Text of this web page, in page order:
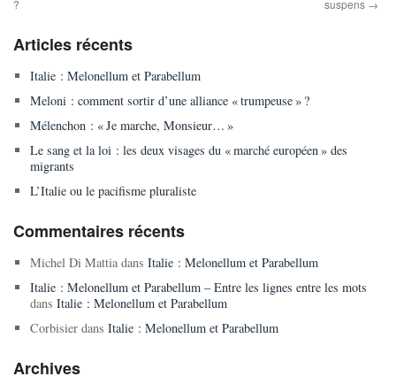
?
suspens →
Articles récents
Italie : Melonellum et Parabellum
Meloni : comment sortir d’une alliance « trumpeuse » ?
Mélenchon : « Je marche, Monsieur… »
Le sang et la loi : les deux visages du « marché européen » des
migrants
L’Italie ou le pacifisme pluraliste
Commentaires récents
Michel Di Mattiadans Italie : Melonellum et Parabellum
Italie : Melonellum et Parabellum – Entre les lignes entre les mots
dans Italie : Melonellum et Parabellum
Corbisierdans Italie : Melonellum et Parabellum
Archives